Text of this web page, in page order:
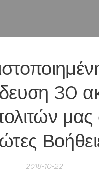
30
μας
2018-10-22